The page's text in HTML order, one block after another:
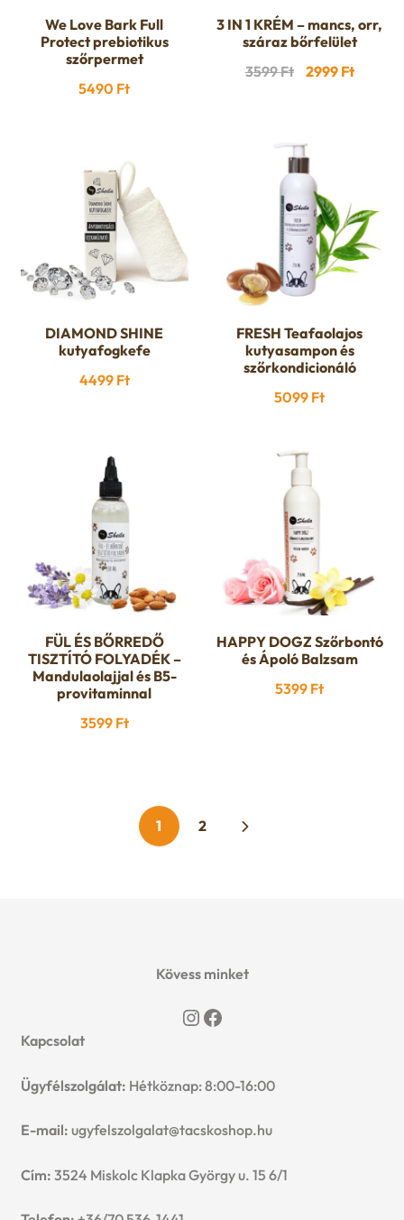
We Love Bark Full
Protect prebiotikus
szőrpermet
5490 Ft
3 IN 1 KRÉM – mancs, orr,
száraz bőrfelület
3599Ft Original
3599 Ft.
2999 FtCurrent
DIAMOND SHINE
kutyafogkefe
4499 Ft
FRESH Teafaolajos
kutyasampon és
szőrkondicionáló
5099 Ft
FÜL ÉS BŐRREDŐ
TISZTÍTÓ FOLYADÉK –
Mandulaolajjal és B5-
provitaminnal
3599 Ft
HAPPY DOGZ Szőrbontó
és Ápoló Balzsam
5399 Ft
1 2
Kövess minket
Instagram
Facebook
Kapcsolat
Ügyfélszolgálat: Hétköznap: 8:00-16:00
E-mail: ugyfelszolgalat@tacskoshop.hu
Cím: 3524 Miskolc Klapka György u. 15 6/1